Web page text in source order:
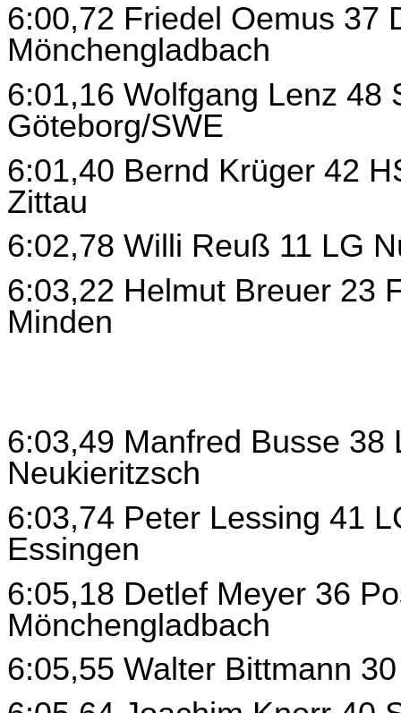
6:00,72 Friedel Oemus 37
Mönchengladbach
6:01,16 Wolfgang Lenz 48
Göteborg/SWE
6:01,40 Bernd Krüger 42
Zittau
6:02,78 Willi Reuß 11 LG
6:03,22 Helmut Breuer 23
Minden
6:03,49 Manfred Busse 38
Neukieritzsch
6:03,74 Peter Lessing 41
Essingen
6:05,18 Detlef Meyer 36
Mönchengladbach
6:05,55 Walter Bittmann